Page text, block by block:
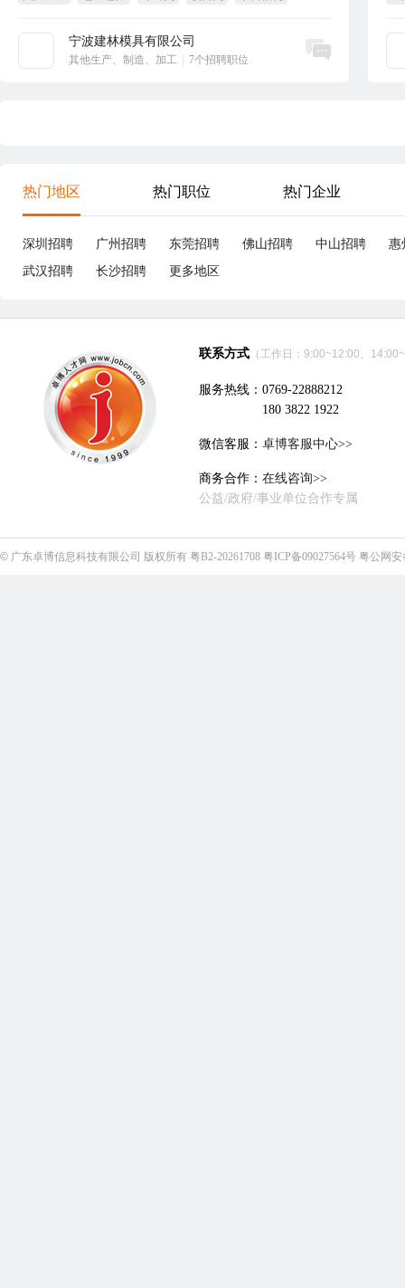
宁波建林模具有限公司
其他生产、制造、加工 7个招聘职位
立即沟通
热门地区 热门职位 热门企业
深圳招聘 广州招聘 东莞招聘 佛山招聘 中山招聘
惠
武汉招聘
长沙招聘 更多地区
联系方式 （工作日：9:00~12:00、
服务热线：0769-22888212
180 3822 1922
微信客服： 卓博客服中心>>
商务合作： 在线咨询>>
公益/政府/事业单位合作专属
© 广东卓博信息科技有限公司 版权所有 粤B2-20261708 粤ICP备09027564号 粤公网安